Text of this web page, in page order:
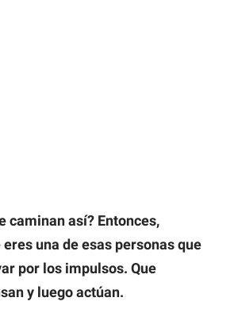
caminan así? Entonces,
una de esas personas que
por los impulsos. Que
y luego actúan.